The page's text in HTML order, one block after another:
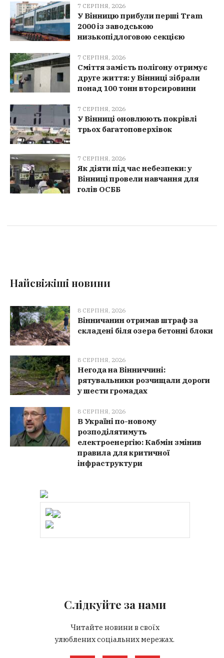
7 СЕРПНЯ, 2026
У Вінницю прибули перші Tram
2000 із заводською
низькопідлоговою секцією
7 СЕРПНЯ, 2026
Сміття замість полігону отримує
друге життя: у Вінниці зібрали
понад 100 тонн вторсировини
7 СЕРПНЯ, 2026
У Вінниці оновлюють покрівлі
трьох багатоповерхівок
7 СЕРПНЯ, 2026
Як діяти під час небезпеки: у
Вінниці провели навчання для
голів ОСББ
Найсвіжіші новини
8 СЕРПНЯ, 2026
Вінничанин отримав штраф за
складені біля озера бетонні блоки
8 СЕРПНЯ, 2026
Негода на Вінниччині:
рятувальники розчищали дороги
у шести громадах
8 СЕРПНЯ, 2026
В Україні по-новому
розподілятимуть
електроенергію: Кабмін змінив
правила для критичної
інфраструктури
Слідкуйте за нами
Читайте новини в своїх
улюблених соціальних мережах.